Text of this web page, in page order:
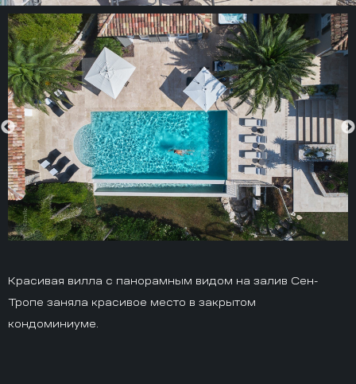
Красивая вилла с панорамным видом на залив Сен-
Тропе заняла красивое место в закрытом
кондоминиуме.